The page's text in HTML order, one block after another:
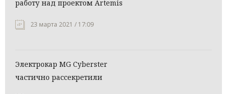
работу над проектом Artemis
23 марта 2021 / 17:09
Электрокар MG Cyberster
частично рассекретили